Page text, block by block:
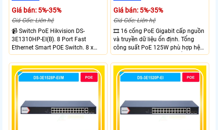
Giá bán: 5%-35%
Giá Gốc: Liên hệ
📹 Switch PoE Hikvision DS-
3E1310HP-EI(B). 8 Port Fast
Ethernet Smart POE Switch. 8 x
10/100M PoE Ports, 2 x Gigabit
Uplink Ports.
Giá bán: 5%-35%
Giá Gốc: Liên hệ
🎞 16 cổng PoE Gigabit cấp nguồn
và truyền dữ liệu ổn định. Tổng
công suất PoE 125W phù hợp hệ
thống camera IP vừa. 2 cổng RJ45
Gigabit và 2 cổng quang SFP mở
rộng linh hoạt. Hỗ trợ truyền PoE
xa tối đa lên đến 300 mét.